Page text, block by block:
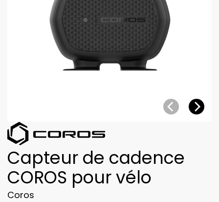
Capteur de cadence
COROS pour vélo
Coros